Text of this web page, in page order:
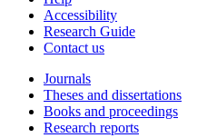
Accessibility
Research Guide
Contact us
Journals
Theses and dissertations
Books and proceedings
Research reports